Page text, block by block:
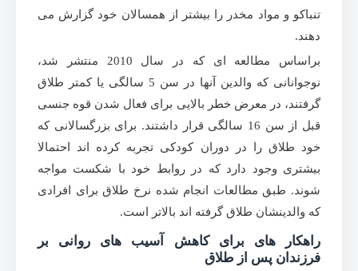
تنباکو و مواد مخدر را بیشتر از همسالان خود گزارش می
دهند.
براساس مطالعه ای که در سال 2010 منتشر شد،
نوجوانانی که والدین آنها در سن 5 سالگی یا کمتر طلاق
گرفتند، در معرض خطر بالایی برای فعال شدن قوه جنسی
قبل از سن 16 سالگی قرار داشتند. برای بزرگسالانی که
خود طلاق را در دوران کودکی تجربه کرده اند احتمالا
بیشتری وجود دارد که در روابط خود با شکست مواجه
شوند. طبق مطالعات انجام شده نرخ طلاق برای افرادی
که والدینشان طلاق گرفته اند بالاتر است.
راهکار های برای کاهش آسیب های روانی بر
فرزندان پس از طلاق